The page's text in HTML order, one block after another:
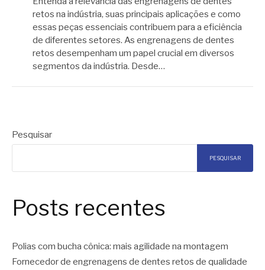
retos na indústria, suas principais aplicações e como
essas peças essenciais contribuem para a eficiência
de diferentes setores. As engrenagens de dentes
retos desempenham um papel crucial em diversos
segmentos da indústria. Desde…
Pesquisar
PESQUISAR
Posts recentes
Polias com bucha cônica: mais agilidade na montagem
Fornecedor de engrenagens de dentes retos de qualidade